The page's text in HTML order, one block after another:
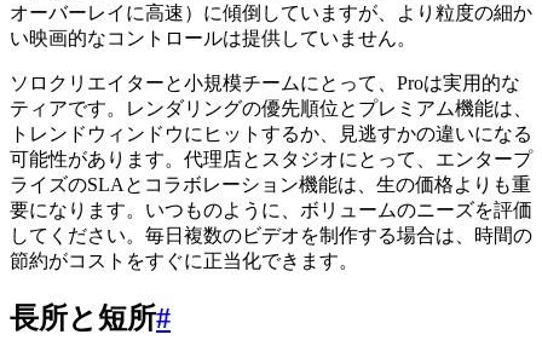
オーバーレイに高速）に傾倒していますが、より粒度の細か
い映画的なコントロールは提供していません。
ソロクリエイターと小規模チームにとって、Proは実用的な
ティアです。レンダリングの優先順位とプレミアム機能は、
トレンドウィンドウにヒットするか、見逃すかの違いになる
可能性があります。代理店とスタジオにとって、エンタープ
ライズのSLAとコラボレーション機能は、生の価格よりも重
要になります。いつものように、ボリュームのニーズを評価
してください。毎日複数のビデオを制作する場合は、時間の
節約がコストをすぐに正当化できます。
長所と短所#